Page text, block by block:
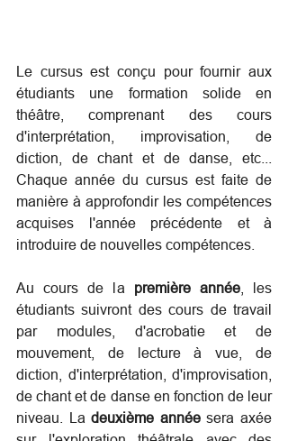
Le cursus est conçu pour fournir aux
étudiants une formation solide en
théâtre, comprenant des cours
d'interprétation, improvisation, de
diction, de chant et de danse, etc...
Chaque année du cursus est faite de
manière à approfondir les compétences
acquises l'année précédente et à
introduire de nouvelles compétences.
Au cours de la première année, les
étudiants suivront des cours de travail
par modules, d'acrobatie et de
mouvement, de lecture à vue, de
diction, d'interprétation, d'improvisation,
de chant et de danse en fonction de leur
niveau. La deuxième année sera axée